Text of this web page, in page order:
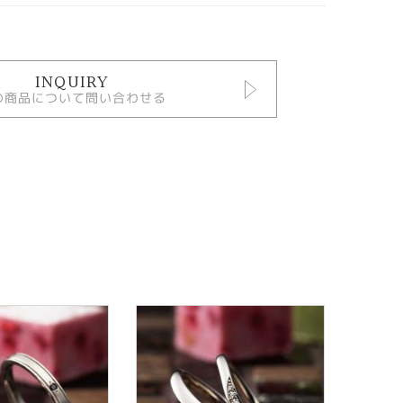
INQUIRY
商品について問い合わせる